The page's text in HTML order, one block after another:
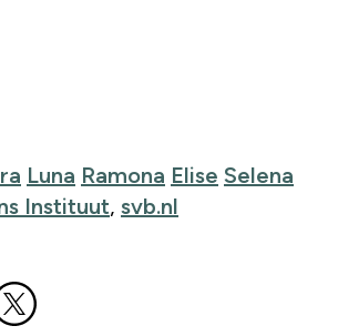
Luna Ramona Elise Selena
Instituut, svb.nl